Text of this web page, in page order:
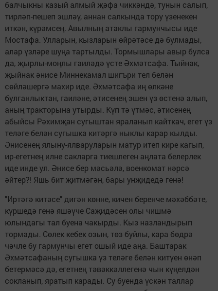
балчыкны казый алмый җәфа чиккәндә, тунын салып,
тирләп-пешеп эшләү, аннан салкында тору үзенекен
иткән, күрәмсең. Авылның атаклы гармунчысы иде
Мостафа. Улларын, кызларын өйрәтәсе дә булмады,
алар үзләре шуңа тартылды. Тормышлары авыр булса
да, җырлы-моңлы гаиләдә үсте Әхмәтсафа. Тыйнак,
җыйнак әнисе Миннекамал шигъри тел белән
сөйләшергә махир иде. Әхмәтсафа иң өлкәне
булганлыктан, гаиләне, әтисенең эшен үз өстенә алып,
аның тракторына утырды. Күп тә үтмәс, әтисенең
абыйсы Рәхимҗан сугыштан яраланып кайткач, егет үз
теләге белән сугышка китәргә ныклы карар кылды.
Әнисенең ялыну-ялваруларын матур итеп кире кагып,
ир-егетнең илне сакларга тиешлеген аңлата белерлек
иде инде ул. Әнисе бер мәсьәлә, военкомат нәрсә
әйтер?! Яшь бит җитмәгән, бары унҗидедә генә!
"Иртәгә китәсе" дигән көнне, кичен беренче мәхәббәте,
күршедә генә яшәүче Саҗидәсен олы чишмә
юлындагы тал буена чакырды. Кыз назландырып
тормады. Сөлек кебек озын, төз буйлы, кара бөдрә
чәчле бу гармунчы егет ошый иде аңа. Баштарак
Әхмәтсафаның сугышка үз теләге белән китүен өнәп
бетермәсә дә, егетнең тәвәккәллегенә чын күңелдән
сокланып, яратып карады. Су буенда үскән таллар